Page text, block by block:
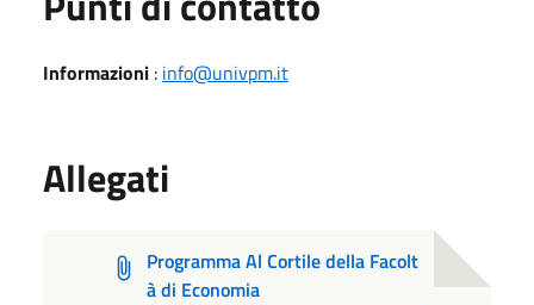
Informazioni : info@univpm.it
Allegati
Programma Al Cortile della Facolt
à di Economia